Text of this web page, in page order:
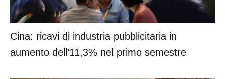
Cina: ricavi di industria pubblicitaria in
aumento dell’11,3% nel primo semestre